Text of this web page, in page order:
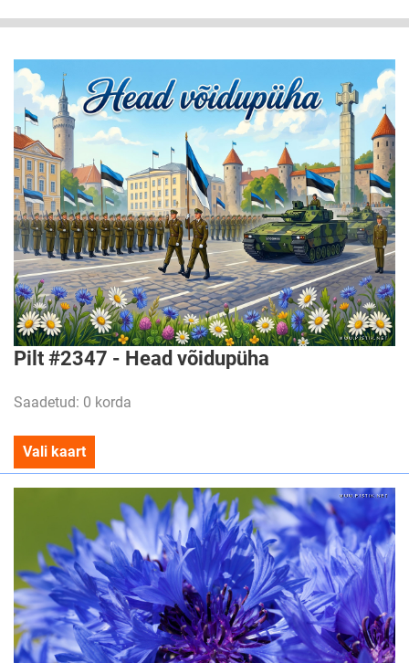
Pilt #2347 - Head võidupüha
Saadetud: 0 korda
Vali kaart